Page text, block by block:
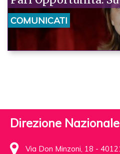
del Ministro”
COMUNICATI
Direzione Nazionale
Via Don Minzoni, 18 -